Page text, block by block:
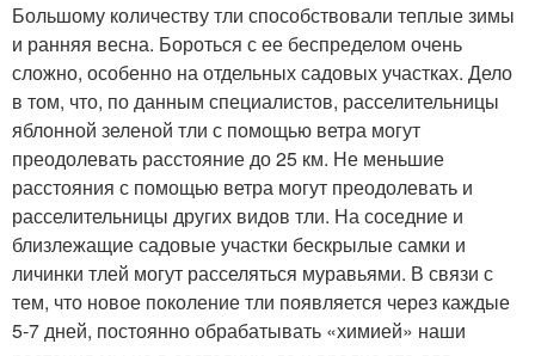
Большому количеству тли способствовали теплые зимы
и ранняя весна. Бороться с ее беспределом очень
сложно, особенно на отдельных садовых участках. Дело
в том, что, по данным специалистов, расселительницы
яблонной зеленой тли с помощью ветра могут
преодолевать расстояние до 25 км. Не меньшие
расстояния с помощью ветра могут преодолевать и
расселительницы других видов тли. На соседние и
близлежащие садовые участки бескрылые самки и
личинки тлей могут расселяться муравьями. В связи с
тем, что новое поколение тли появляется через каждые
5-7 дней, постоянно обрабатывать «химией» наши